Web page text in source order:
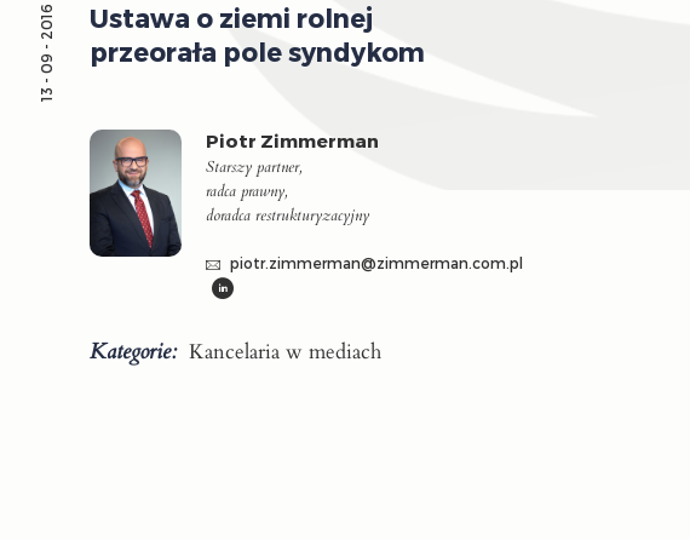
Ustawa o ziemi rolnej
przeorała pole syndykom
13 - 09 - 2016
Piotr Zimmerman
Starszy partner,
radca prawny,
doradca restrukturyzacyjny
piotr.zimmerman@zimmerman.com.pl
Kategorie: Kancelaria w mediach